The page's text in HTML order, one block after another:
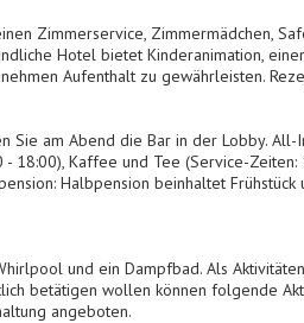
Zimmerservice, Zimmermädchen,
Hotel bietet Kinderanimation,
Aufenthalt zu gewährleisten.
Sie am Abend die Bar in der Lobby.
18:00), Kaffee und Tee (Service-
Halbpension beinhaltet
und ein Dampfbad. Als
betätigen wollen können folgende
angeboten.